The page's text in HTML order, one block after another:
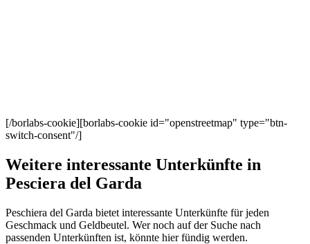
[/borlabs-cookie][borlabs-cookie id="openstreetmap" type="btn-
switch-consent"/]
Weitere interessante Unterkünfte in
Pesciera del Garda
Peschiera del Garda bietet interessante Unterkünfte für jeden
Geschmack und Geldbeutel. Wer noch auf der Suche nach
passenden Unterkünften ist, könnte hier fündig werden.